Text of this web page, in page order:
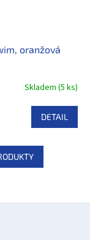
oranžová
Skladem (5 ks)
DETAIL